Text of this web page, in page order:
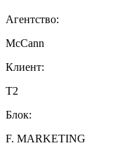
Агентство:
McCann
Клиент:
Т2
Блок:
F. MARKETING